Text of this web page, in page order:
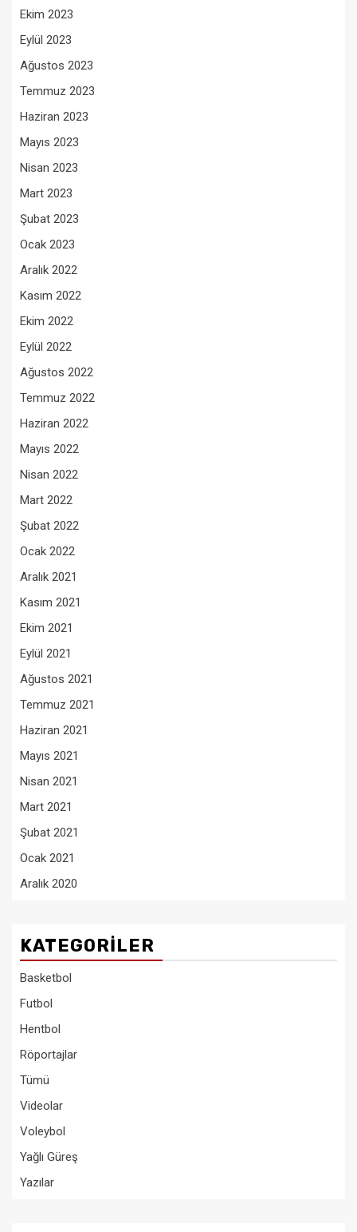
Ekim 2023
Eylül 2023
Ağustos 2023
Temmuz 2023
Haziran 2023
Mayıs 2023
Nisan 2023
Mart 2023
Şubat 2023
Ocak 2023
Aralık 2022
Kasım 2022
Ekim 2022
Eylül 2022
Ağustos 2022
Temmuz 2022
Haziran 2022
Mayıs 2022
Nisan 2022
Mart 2022
Şubat 2022
Ocak 2022
Aralık 2021
Kasım 2021
Ekim 2021
Eylül 2021
Ağustos 2021
Temmuz 2021
Haziran 2021
Mayıs 2021
Nisan 2021
Mart 2021
Şubat 2021
Ocak 2021
Aralık 2020
KATEGORILER
Basketbol
Futbol
Hentbol
Röportajlar
Tümü
Videolar
Voleybol
Yağlı Güreş
Yazılar